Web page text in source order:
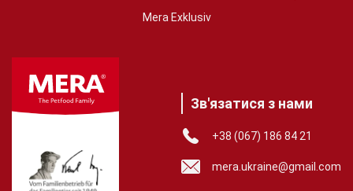
Mera Exklusiv
Зв'язатися з нами
+38 (067) 186 84 21
mera.ukraine@gmail.com